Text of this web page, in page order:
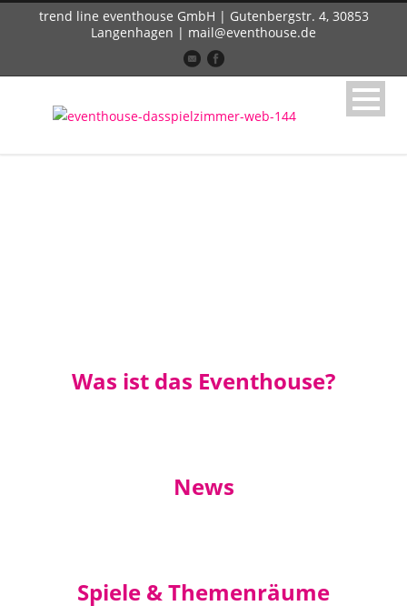
trend line eventhouse GmbH | Gutenbergstr. 4, 30853
Langenhagen | mail@eventhouse.de
Was ist das Eventhouse?
News
Spiele & Themenräume